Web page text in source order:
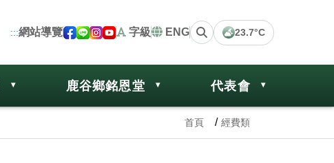
:::網站導覽 字級 ENG 23.7°C
鹿谷鄉銘恩堂 代表會
首頁 經費類